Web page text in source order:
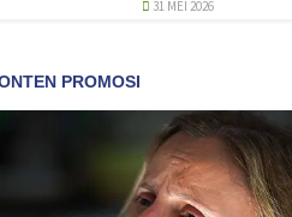
31 MEI 2026